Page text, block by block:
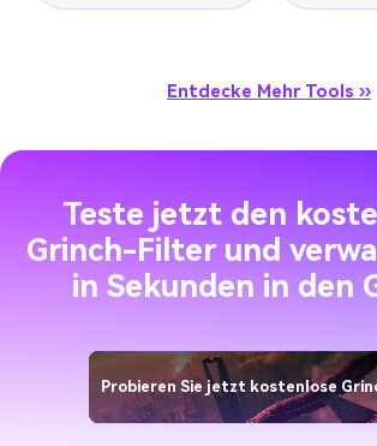
Entdecke Mehr Tools ››
Teste jetzt den
Grinch-Filter und
in Sekunden in den
Probieren Sie jetzt kostenlose